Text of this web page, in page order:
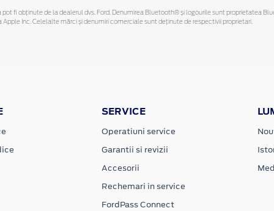
fi obținute de la dealerul dvs. Ford. Denumirea Bluetooth® și logourile sunt proprietatea
Inc. Celelalte mărci și denumiri comerciale sunt deținute de respectivii proprietari.
SERVICE
Operatiuni service
Garantii si revizii
Accesorii
Rechemari in service
FordPass Connect